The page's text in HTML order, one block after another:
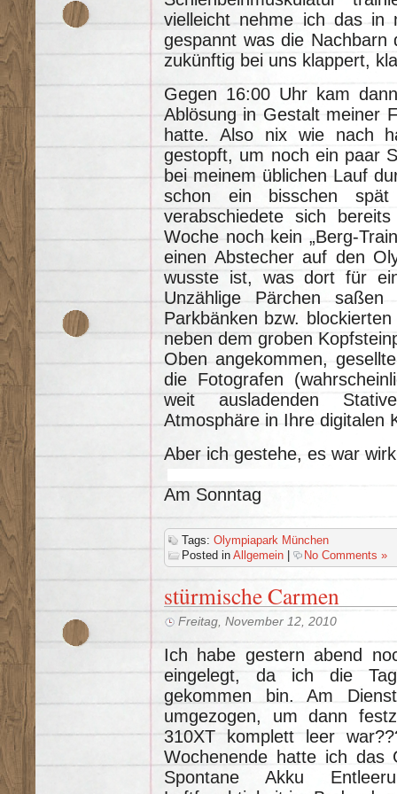
vielleicht nehme ich das in
gespannt was die
zukünftig bei uns klappert,
Gegen 16:00 Uhr kam
Ablösung in Gestalt meiner
hatte. Also nix wie nach
gestopft, um noch ein paar
bei meinem üblichen Lauf
schon ein bisschen
verabschiedete sich
Woche noch kein „Berg-
einen Abstecher auf den
wusste ist, was dort für
Unzählige Pärchen
Parkbänken bzw.
neben dem groben
Oben angekommen,
die Fotografen
weit ausladenden
Atmosphäre in Ihre digitalen
Aber ich gestehe, es war
Am Sonntag
Tags: Olympiapark München
Posted in Allgemein No Comments »
stürmische Carmen
Freitag, November 12, 2010
Ich habe gestern abend
eingelegt, da ich die
gekommen bin. Am
umgezogen, um dann
310XT komplett leer
Wochenende hatte ich das
Spontane Akku